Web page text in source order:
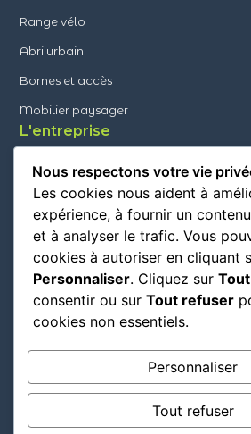
Range vélo
Abri urbain
Bornes et accès
Mobilier paysager
L'entreprise
Mob Urbain
Nos réalisations
Contact
Actualités - Conseils
Adresse - contact
1038, route de Manerbe 14130
Nous respectons votre vie
Les cookies nous aident à
expérience, à fournir un
et à analyser le trafic. Vous
cookies à autoriser en cliquant
Personnaliser. Cliquez sur
consentir ou sur Tout refuser
cookies non essentiels.
Personnaliser
Tout refuser